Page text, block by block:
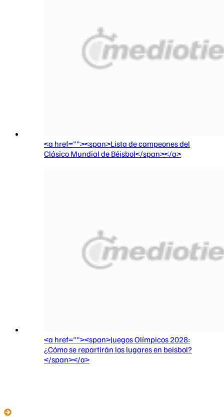
<a href=""><span>Lista de campeones del
Clásico Mundial de Béisbol</span></a>
<a href=""><span>Juegos Olímpicos 2028:
¿Cómo se repartirán los lugares en beisbol?
</span></a>